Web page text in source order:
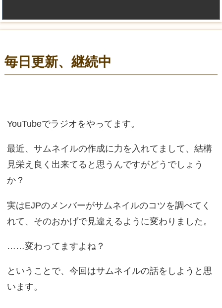
毎日更新、継続中
YouTubeでラジオをやってます。
最近、サムネイルの作成に力を入れてまして、結構
見栄え良く出来てると思うんですがどうでしょう
か？
実はEJPのメンバーがサムネイルのコツを調べてく
れて、そのおかげで見違えるように変わりました。
……変わってますよね？
ということで、今回はサムネイルの話をしようと思
います。